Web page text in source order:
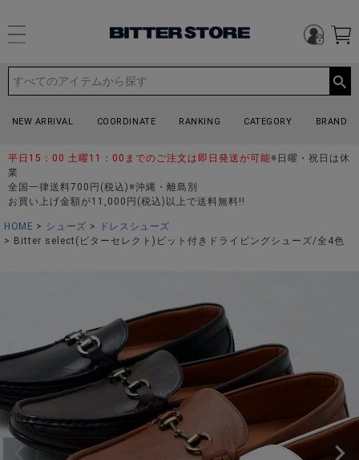
NEW ARRIVAL COORDINATE RANKING CATEGORY BRAND
平日15：00 土曜11：00までのご注文は即日発送が可能※日曜・祝日は休
業
全国一律送料700円(税込)※沖縄・離島別
お買い上げ金額が11,000円(税込)以上で送料無料!!
HOME シューズ
ドレスシューズ
Bitter select(ビターセレクト)ビット付きドライビングシューズ/全4色